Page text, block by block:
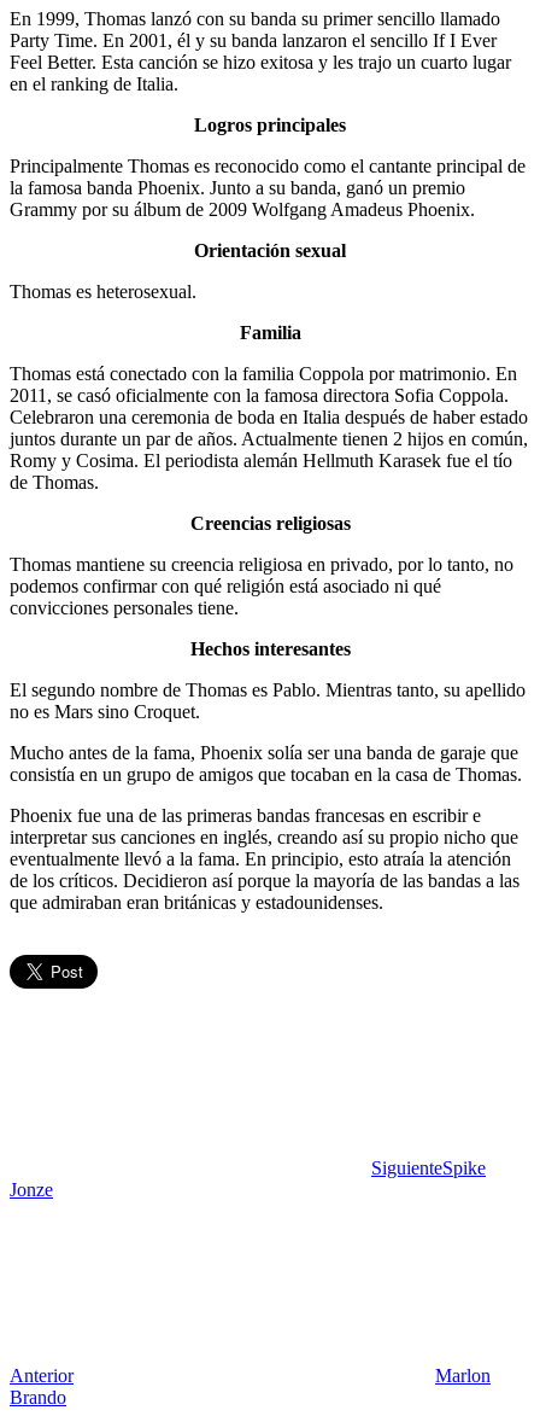
En 1999, Thomas lanzó con su banda su primer sencillo llamado
Party Time. En 2001, él y su banda lanzaron el sencillo If I Ever
Feel Better. Esta canción se hizo exitosa y les trajo un cuarto lugar
en el ranking de Italia.
Logros principales
Principalmente Thomas es reconocido como el cantante principal de
la famosa banda Phoenix. Junto a su banda, ganó un premio
Grammy por su álbum de 2009 Wolfgang Amadeus Phoenix.
Orientación sexual
Thomas es heterosexual.
Familia
Thomas está conectado con la familia Coppola por matrimonio. En
2011, se casó oficialmente con la famosa directora Sofia Coppola.
Celebraron una ceremonia de boda en Italia después de haber estado
juntos durante un par de años. Actualmente tienen 2 hijos en común,
Romy y Cosima. El periodista alemán Hellmuth Karasek fue el tío
de Thomas.
Creencias religiosas
Thomas mantiene su creencia religiosa en privado, por lo tanto, no
podemos confirmar con qué religión está asociado ni qué
convicciones personales tiene.
Hechos interesantes
El segundo nombre de Thomas es Pablo. Mientras tanto, su apellido
no es Mars sino Croquet.
Mucho antes de la fama, Phoenix solía ser una banda de garaje que
consistía en un grupo de amigos que tocaban en la casa de Thomas.
Phoenix fue una de las primeras bandas francesas en escribir e
interpretar sus canciones en inglés, creando así su propio nicho que
eventualmente llevó a la fama. En principio, esto atraía la atención
de los críticos. Decidieron así porque la mayoría de las bandas a las
que admiraban eran británicas y estadounidenses.
SiguienteSpike
Jonze
Anterior
Marlon
Brando